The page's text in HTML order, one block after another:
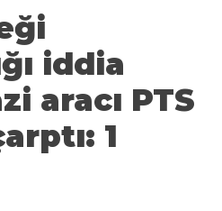
iddia
aracı PTS
1